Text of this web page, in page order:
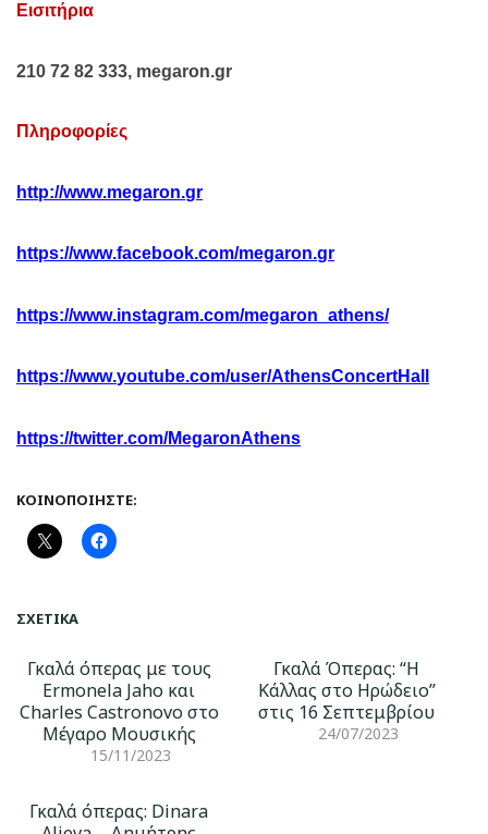
Eισιτήρια
210 72 82 333, megaron.gr
Πληροφορίες
http://www.megaron.gr
https://www.facebook.com/megaron.gr
https://www.instagram.com/megaron athens/
https://www.youtube.com/user/AthensConcertHall
https://twitter.com/MegaronAthens
ΚΟΙΝΟΠΟΙΉΣΤΕ:
ΣΧΕΤΙΚΆ
Γκαλά όπερας με τους
Ermonela Jaho και
Charles Castronovo στο
Μέγαρο Μουσικής
15/11/2023
Γκαλά Όπερας: “Η
Κάλλας στο Ηρώδειο”
στις 16 Σεπτεμβρίου
24/07/2023
Γκαλά όπερας: Dinara